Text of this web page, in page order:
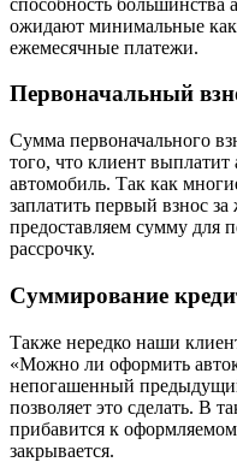
ожидают минимальные
ежемесячные платежи.
Первоначальный
Сумма первоначального
того, что клиент
автомобиль. Так как
заплатить первый взнос
предоставляем сумму для
рассрочку.
Суммирование
Также нередко наши
«Можно ли оформить
непогашенный
позволяет это сделать. В
прибавится к
закрывается.